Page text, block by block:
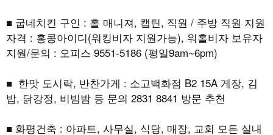
■ 굽네치킨 구인 : 홀 매니져, 캡틴, 직원 / 주방 직원 지원
자격 : 홍콩아이디(워킹비자 지원가능), 워홀비자 보유자
지원/문의 : 오피스 9551-5186 (평일9am~6pm)
■ 한맛 도시락, 반찬가게 : 소고백화점 B2 15A 게장, 김
밥, 닭강정, 비빔밤 등 문의 2831 8841 방문 추천
■ 화평건축 : 아파트, 사무실, 식당, 매장, 교회 모든 실내